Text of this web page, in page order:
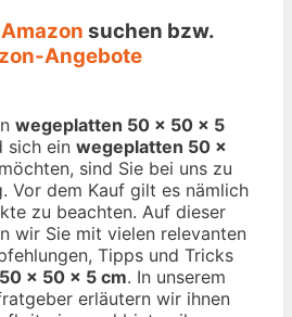
Amazon suchen bzw.
Angebote
wegeplatten 50 x 50 x 5
sich ein wegeplatten 50 x
sind Sie bei uns zu
Vor dem Kauf gilt es nämlich
zu beachten. Auf dieser
wir Sie mit vielen relevanten
Tipps und Tricks
x 50 x 5 cm. In unserem
erläutern wir ihnen